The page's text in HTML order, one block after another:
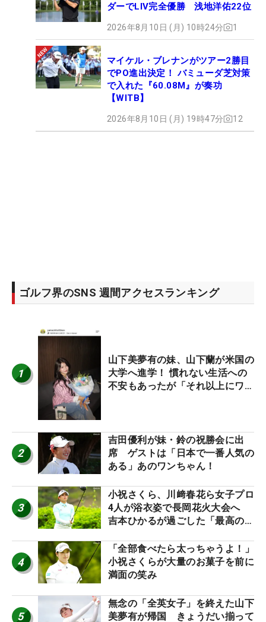
ダーでLIV完全優勝 浅地洋佑22位
2026年8月10日 (月) 10時24分 1
マイケル・ブレナンがツアー2勝目
でPO進出決定！ バミューダ芝対策
で入れた『60.08M』が奏功
【WITB】
2026年8月10日 (月) 19時47分 12
ゴルフ界のSNS 週間アクセスランキング
1
山下美夢有の妹、山下蘭が米国の
大学へ進学！ 慣れない生活への
不安もあったが「それ以上にワク
2
吉田優利が妹・鈴の祝勝会に出
席 ゲストは「日本で一番人気の
ある」あのワンちゃん！
3
小祝さくら、川﨑春花ら女子プロ
4人が浴衣姿で長岡花火大会へ
吉本ひかるが過ごした「最高の夏
4
「全部食べたら太っちゃうよ！」
小祝さくらが大量のお菓子を前に
満面の笑み
5
無念の「全英女子」を終えた山下
美夢有が帰国 きょうだい揃って